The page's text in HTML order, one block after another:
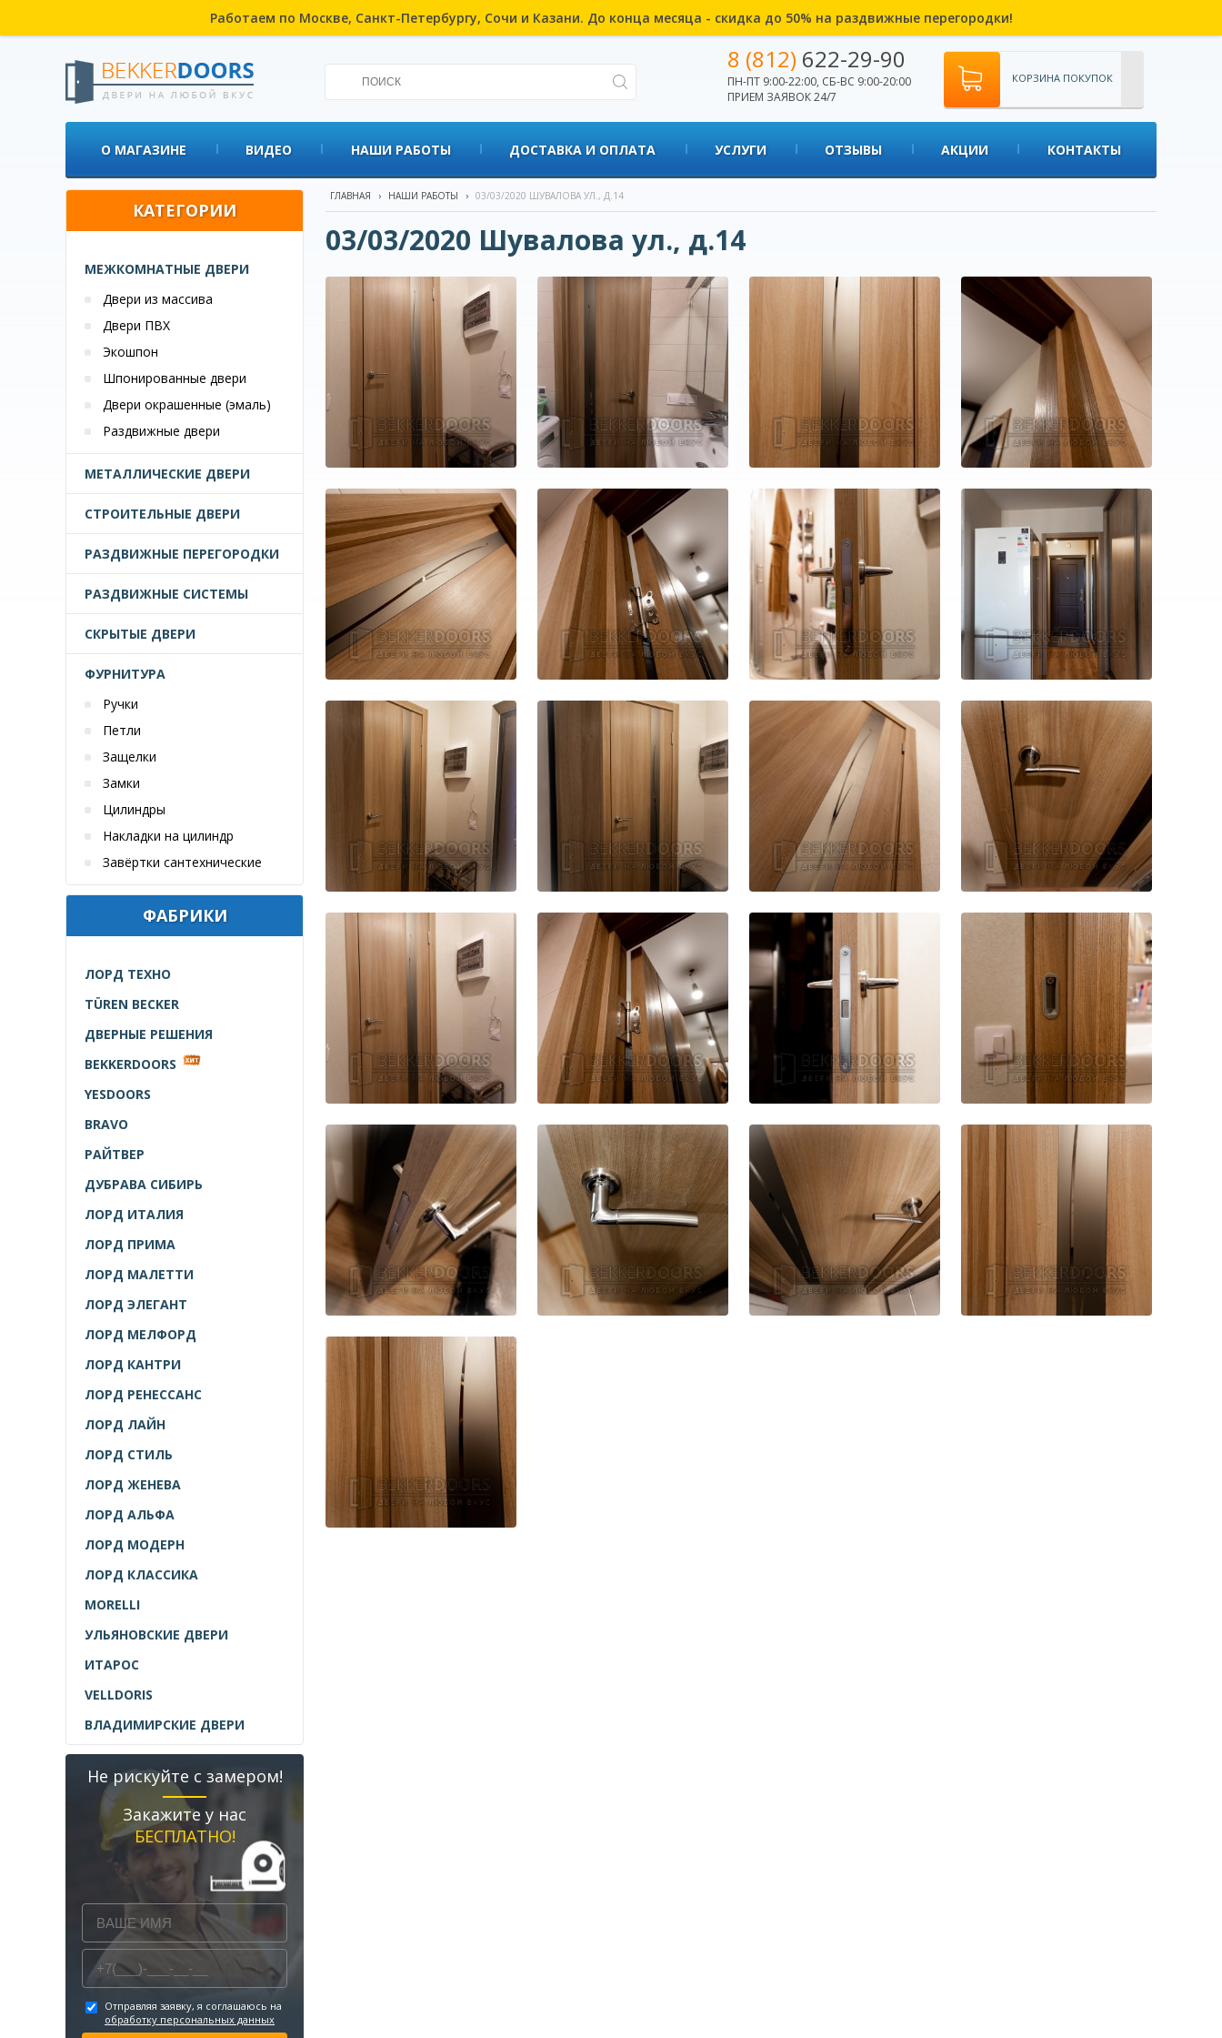
Работаем по Москве, Санкт-Петербургу, Сочи и Казани. До конца месяца - скидка до 50% на раздвижные перегородки!
8 (812) 622-29-90
ПН-ПТ 9:00-22:00, СБ-ВС 9:00-20:00
ПРИЕМ ЗАЯВОК 24/7
КОРЗИНА ПОКУПОК
О МАГАЗИНЕ ВИДЕО НАШИ РАБОТЫ ДОСТАВКА И ОПЛАТА УСЛУГИ ОТЗЫВЫ АКЦИИ КОНТАКТЫ
КАТЕГОРИИ
МЕЖКОМНАТНЫЕ ДВЕРИ
Двери из массива
Двери ПВХ
Экошпон
Шпонированные двери
Двери окрашенные (эмаль)
Раздвижные двери
МЕТАЛЛИЧЕСКИЕ ДВЕРИ
СТРОИТЕЛЬНЫЕ ДВЕРИ
РАЗДВИЖНЫЕ ПЕРЕГОРОДКИ
РАЗДВИЖНЫЕ СИСТЕМЫ
СКРЫТЫЕ ДВЕРИ
ФУРНИТУРА
Ручки
Петли
Защелки
Замки
Цилиндры
Накладки на цилиндр
Завёртки сантехнические
ФАБРИКИ
ЛОРД ТЕХНО
TÜREN BECKER
ДВЕРНЫЕ РЕШЕНИЯ
BEKKERDOORS
YESDOORS
BRAVO
РАЙТВЕР
ДУБРАВА СИБИРЬ
ЛОРД ИТАЛИЯ
ЛОРД ПРИМА
ЛОРД МАЛЕТТИ
ЛОРД ЭЛЕГАНТ
ЛОРД МЕЛФОРД
ЛОРД КАНТРИ
ЛОРД РЕНЕССАНС
ЛОРД ЛАЙН
ЛОРД СТИЛЬ
ЛОРД ЖЕНЕВА
ЛОРД АЛЬФА
ЛОРД МОДЕРН
ЛОРД КЛАССИКА
MORELLI
УЛЬЯНОВСКИЕ ДВЕРИ
ИТАРОС
VELLDORIS
ВЛАДИМИРСКИЕ ДВЕРИ
Не рискуйте с замером!
Закажите у нас
БЕСПЛАТНО!
Отправляя заявку, я соглашаюсь на
обработку персональных данных
ГЛАВНАЯ › НАШИ РАБОТЫ › 03/03/2020 ШУВАЛОВА УЛ., Д.14
03/03/2020 Шувалова ул., д.14